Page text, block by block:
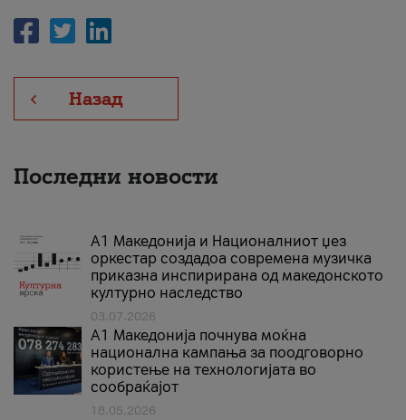
Назад
Последни новости
А1 Македонија и Националниот џез
оркестар создадоа современа музичка
приказна инспирирана од македонското
културно наследство
03.07.2026
A1 Македонија почнува моќна
национална кампања за поодговорно
користење на технологијата во
сообраќајот
18.05.2026